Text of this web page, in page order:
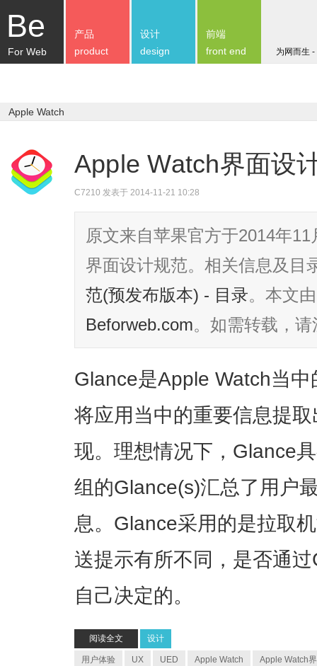
Be
For Web 为网而生
产品
product
设计
design
前端
front end
Apple Watch
Apple Watch界面设
C7210 发表于 2014-11-21 10:28
原文来自苹果官方于2014年
界面设计规范。相关信息及目
范(预发布版本) - 目录。本文由
Beforweb.com。如需转载，
Glance是Apple Watch当
将应用当中的重要信息提
现。理想情况下，Glance
组的Glance(s)汇总了用户
息。Glance采用的是拉取
送提示有所不同，是否通
自己决定的。
阅读全文 设计
用户体验 UX UED Apple Watch Apple Watch